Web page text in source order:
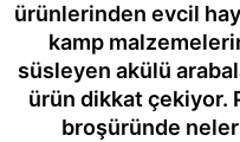
ürünlerinden evcil
kamp
süsleyen akülü
ürün dikkat çekiyor.
broşüründe